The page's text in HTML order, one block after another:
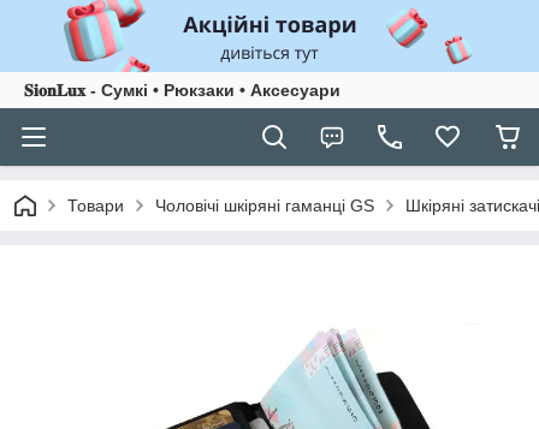
𝐒𝐢𝐨𝐧𝐋𝐮𝐱 - Сумкі • Рюкзаки • Аксесуари
Товари Чоловічі шкіряні гаманці GS Шкіряні